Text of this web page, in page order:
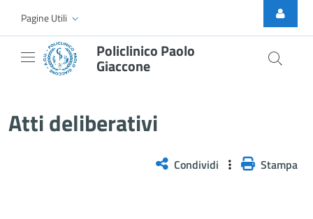
Skip to Main Content
Pagine Utili
Policlinico Paolo
Giaccone
Atti deliberativi
Condividi Stampa